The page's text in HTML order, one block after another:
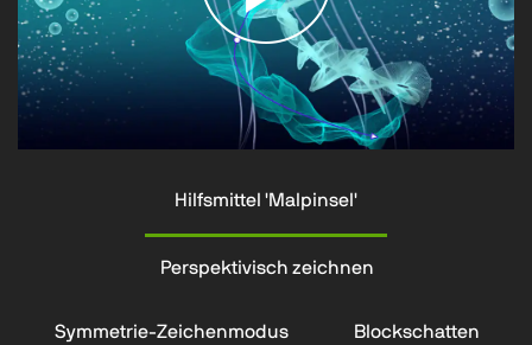
Hilfsmittel 'Malpinsel'
Perspektivisch zeichnen
Symmetrie-Zeichenmodus Blockschatten